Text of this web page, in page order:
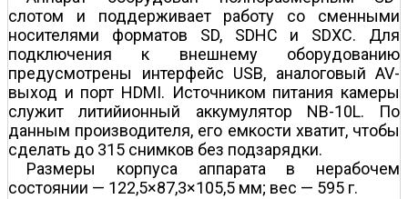
слотом и поддерживает работу со сменными
носителями форматов SD, SDHC и SDXC. Для
подключения к внешнему оборудованию
предусмотрены интерфейс USB, аналоговый AV-
выход и порт HDMI. Источником питания камеры
служит литий­ионный аккумулятор NB-10L. По
данным производителя, его емкости хватит, чтобы
сделать до 315 снимков без подзарядки.
Размеры корпуса аппарата в нерабочем
состоянии — 122,5×87,3×105,5 мм; вес — 595 г.